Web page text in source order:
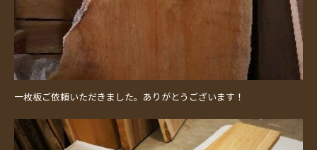
一枚板ご依頼いただきました。ありがとうございます！